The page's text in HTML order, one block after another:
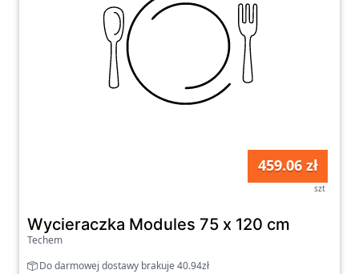
459.06 zł
szt
Wycieraczka Modules 75 x 120 cm
Techem
Do darmowej dostawy brakuje 40.94zł